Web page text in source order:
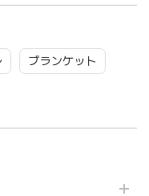
ブランケット
6M-B31 Kl046